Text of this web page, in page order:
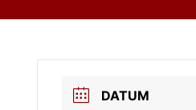
DATUM